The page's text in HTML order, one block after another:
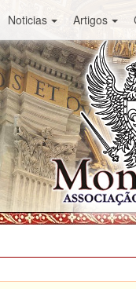
Noticias Artigos